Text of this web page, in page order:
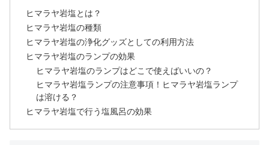
ヒマラヤ岩塩とは？
ヒマラヤ岩塩の種類
ヒマラヤ岩塩の浄化グッズとしての利用方法
ヒマラヤ岩塩のランプの効果
ヒマラヤ岩塩のランプはどこで使えばいいの？
ヒマラヤ岩塩ランプの注意事項！ヒマラヤ岩塩ランプ
は溶ける？
ヒマラヤ岩塩で行う塩風呂の効果